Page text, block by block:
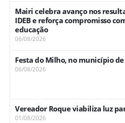
Mairi celebra avanço nos
IDEB e reforça compromisso
educação
06/08/2026
Festa do Milho, no município
06/08/2026
Vereador Roque viabiliza luz
01/08/2026